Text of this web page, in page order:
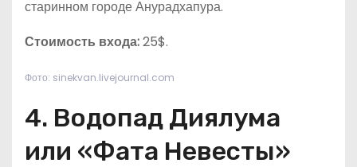
старинном городе Анурадхапура.
Стоимость входа:25$.
Фото: sinekvan.livejournal.com
4. Водопад Диялума
или «Фата Невесты»